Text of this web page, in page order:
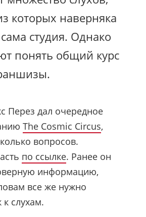
которых наверняка
студия. Однако
понять общий курс
Перез дал очередное
The Cosmic Circus,
вопросов.
по ссылке. Ранее он
информацию,
все же нужно
к слухам.